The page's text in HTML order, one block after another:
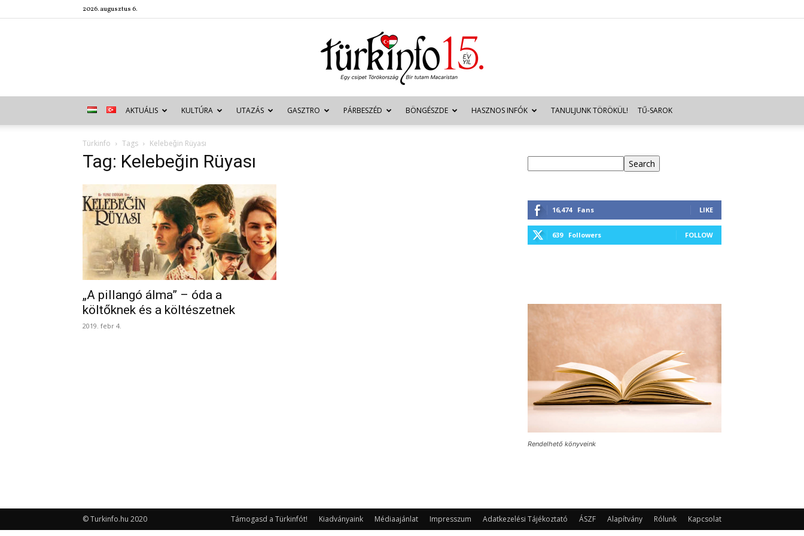
2026. augusztus 6.
Türkinfo
AKTUÁLIS KULTÚRA UTAZÁS GASZTRO PÁRBESZÉD BÖNGÉSZDE HASZNOS INFÓK TANULJUNK TÖRÖKÜL! TŰ-SAROK
Türkinfo Tags Kelebeǧin Rüyası
Tag: Kelebeǧin Rüyası
„A pillangó álma” – óda a
költőknek és a költészetnek
2019. febr 4.
Search
16,474 Fans LIKE
639 Followers FOLLOW
Rendelhető könyveink
Támogasd a Türkinfót! Kiadványaink Médiaajánlat Impresszum Adatkezelési Tájékoztató ÁSZF Alapítvány Rólunk Kapcsolat
© Turkinfo.hu 2020